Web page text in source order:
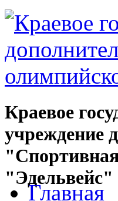
Краевое
учреждение
"Эдельвейс"
Главная